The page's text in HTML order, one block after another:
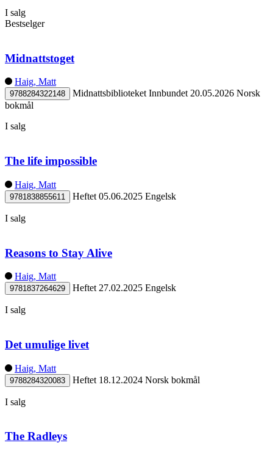
I salg
Bestselger
Midnattstoget
Haig, Matt
9788284322148 Midnattsbiblioteket Innbundet 20.05.2026 Norsk
bokmål
I salg
The life impossible
Haig, Matt
9781838855611 Heftet 05.06.2025 Engelsk
I salg
Reasons to Stay Alive
Haig, Matt
9781837264629 Heftet 27.02.2025 Engelsk
I salg
Det umulige livet
Haig, Matt
9788284320083 Heftet 18.12.2024 Norsk bokmål
I salg
The Radleys